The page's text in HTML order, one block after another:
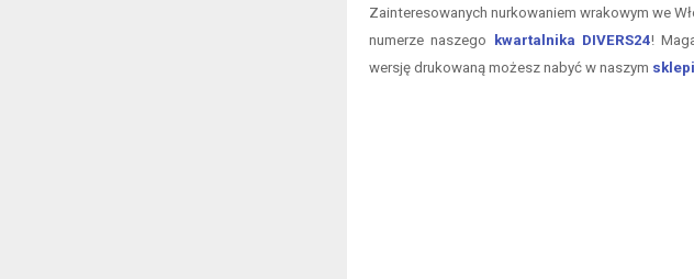
Zainteresowanych nurkowaniem wrakowym we
numerze naszego kwartalnika DIVERS24!
wersję drukowaną możesz nabyć w naszym